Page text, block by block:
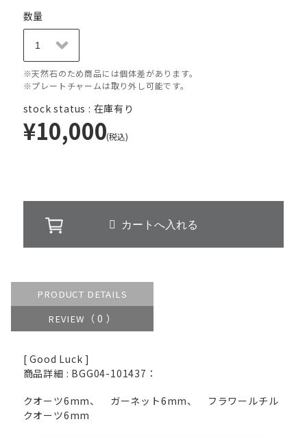
数量
※天然石のため商品には個体差があります。
※プレートチャームは取り外し可能です。
stock status : 在庫有り
¥10,000(税込)
PRODUCT DETAILS
REVIEW
（ 0 ）
[ Good Luck ]
商品詳細 : BGG04-101437：
クオーツ6mm、 ガーネット6mm、 フラワールチル
クオーツ6mm